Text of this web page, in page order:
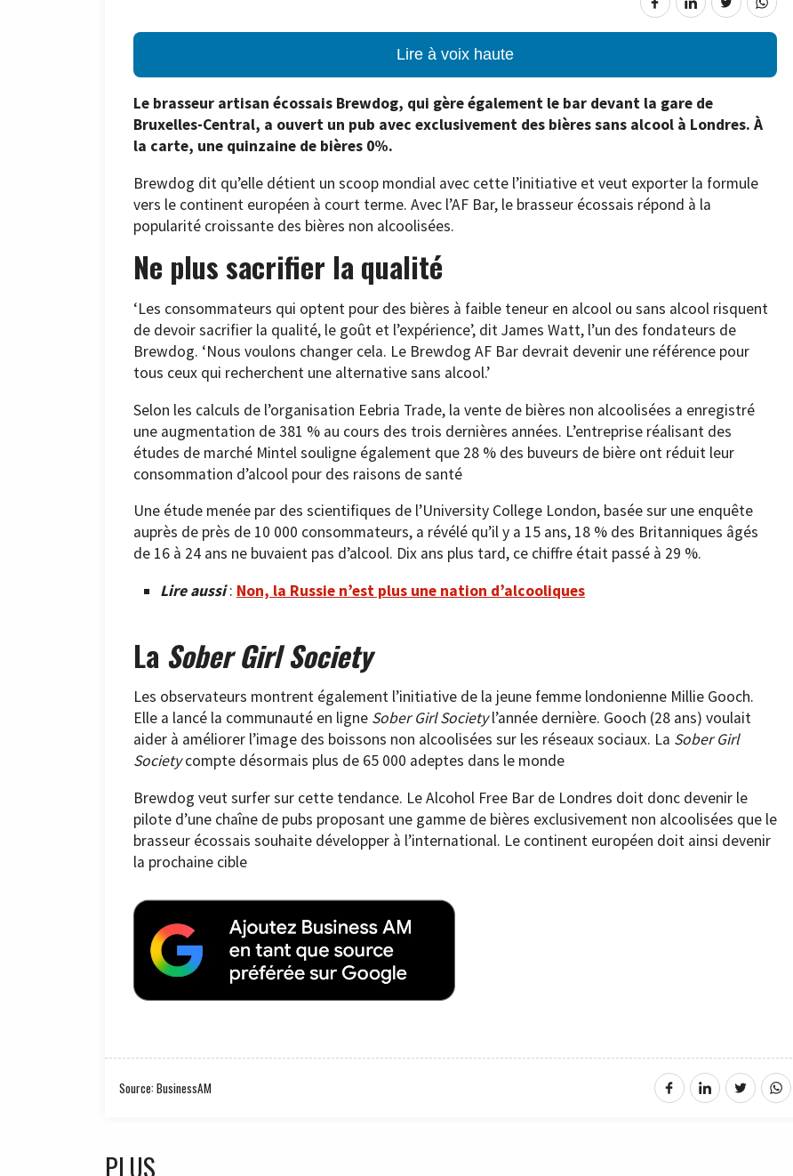
Lire à voix haute
Le brasseur artisan écossais Brewdog, qui gère également le bar devant la gare de
Bruxelles-Central, a ouvert un pub avec exclusivement des bières sans alcool à Londres. À
la carte, une quinzaine de bières 0%.
Brewdog dit qu’elle détient un scoop mondial avec cette l’initiative et veut exporter la formule
vers le continent européen à court terme. Avec l’AF Bar, le brasseur écossais répond à la
popularité croissante des bières non alcoolisées.
Ne plus sacrifier la qualité
‘Les consommateurs qui optent pour des bières à faible teneur en alcool ou sans alcool risquent
de devoir sacrifier la qualité, le goût et l’expérience’, dit James Watt, l’un des fondateurs de
Brewdog. ‘Nous voulons changer cela. Le Brewdog AF Bar devrait devenir une référence pour
tous ceux qui recherchent une alternative sans alcool.’
Selon les calculs de l’organisation Eebria Trade, la vente de bières non alcoolisées a enregistré
une augmentation de 381 % au cours des trois dernières années. L’entreprise réalisant des
études de marché Mintel souligne également que 28 % des buveurs de bière ont réduit leur
consommation d’alcool pour des raisons de santé
Une étude menée par des scientifiques de l’University College London, basée sur une enquête
auprès de près de 10 000 consommateurs, a révélé qu’il y a 15 ans, 18 % des Britanniques âgés
de 16 à 24 ans ne buvaient pas d’alcool. Dix ans plus tard, ce chiffre était passé à 29 %.
Lire aussi: Non, la Russie n’est plus une nation d’alcooliques
La Sober Girl Society
Les observateurs montrent également l’initiative de la jeune femme londonienne Millie Gooch.
Elle a lancé la communauté en ligne Sober Girl Societyl’année dernière. Gooch (28 ans) voulait
aider à améliorer l’image des boissons non alcoolisées sur les réseaux sociaux. La Sober Girl
Societycompte désormais plus de 65 000 adeptes dans le monde
Brewdog veut surfer sur cette tendance. Le Alcohol Free Bar de Londres doit donc devenir le
pilote d’une chaîne de pubs proposant une gamme de bières exclusivement non alcoolisées que le
brasseur écossais souhaite développer à l’international. Le continent européen doit ainsi devenir
la prochaine cible
Source: BusinessAM
PLUS